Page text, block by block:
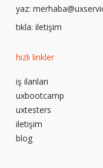
yaz:
tıkla: iletişim
hızlı linkler
iş ilanları
uxbootcamp
uxtesters
iletişim
blog